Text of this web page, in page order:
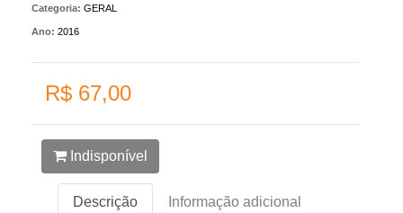
Categoria: GERAL
Ano: 2016
R$ 67,00
Indisponível
Descrição Informação adicional